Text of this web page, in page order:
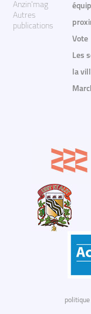
Anzin'mag
Autres
publications
Vote
Les
la